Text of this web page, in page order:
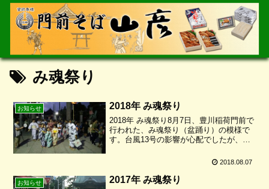
み魂祭り
お知らせ 2018年 み魂祭り
2018年 み魂祭り8月7日、豊川稲荷門前で
行われた、み魂祭り（盆踊り）の模様で
す。台風13号の影響が心配でしたが、雨
2018.08.07
お知らせ 2017年 み魂祭り